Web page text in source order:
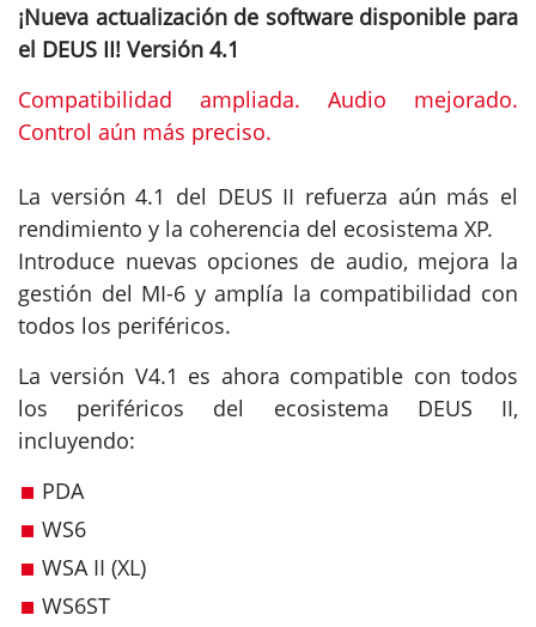
¡Nueva actualización de software disponible para
el DEUS II! Versión 4.1
Compatibilidad ampliada. Audio mejorado.
Control aún más preciso.
La versión 4.1 del DEUS II refuerza aún más el
rendimiento y la coherencia del ecosistema XP.
Introduce nuevas opciones de audio, mejora la
gestión del MI-6 y amplía la compatibilidad con
todos los periféricos.
La versión V4.1 es ahora compatible con todos
los periféricos del ecosistema DEUS II,
incluyendo:
PDA
WS6
WSA II (XL)
WS6ST